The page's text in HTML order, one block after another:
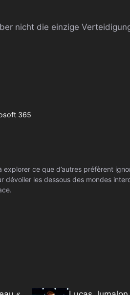
nicht die einzige
365
explorer ce que d’autres préfèrent
dévoiler les dessous des mondes